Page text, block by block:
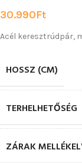
30.990Ft
Acél keresztrúdpár,
HOSSZ (CM)
TERHELHETŐSÉG
ZÁRAK